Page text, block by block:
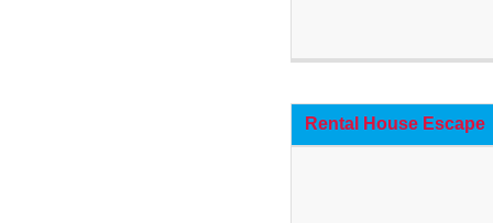
Rental House Escape